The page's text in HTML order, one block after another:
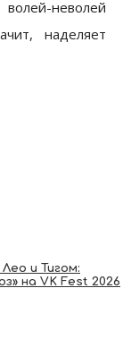
неволей
наделяет
и Тигом:
встречаем мультгероев студии «Паровоз» на VK Fest 2026